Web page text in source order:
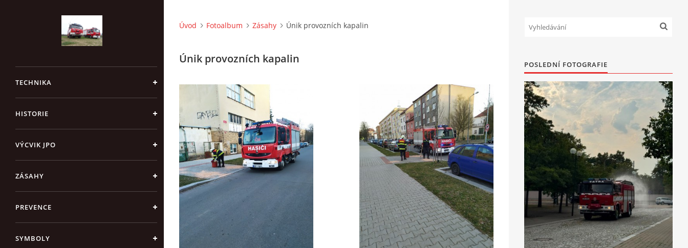
TECHNIKA
HISTORIE
VÝCVIK JPO
ZÁSAHY
PREVENCE
SYMBOLY
Úvod Fotoalbum Zásahy Únik provozních kapalin
Únik provozních kapalin POSLEDNÍ FOTOGRAFIE